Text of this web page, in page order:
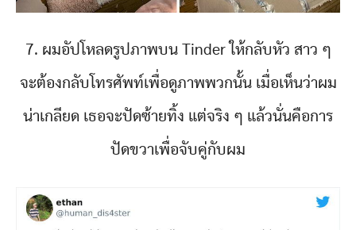
7. ผมอัปโหลดรูปภาพบน Tinder ให้กลับหัว สาว ๆ
จะต้องกลับโทรศัพท์เพื่อดูภาพพวกนั้น เมื่อเห็นว่าผม
น่าเกลียด เธอจะปัดซ้ายทิ้ง แต่จริง ๆ แล้วนั่นคือการ
ปัดขวาเพื่อจับคู่กับผม